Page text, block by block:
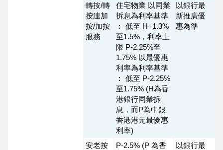
轉按/轉
按連加
按/加按
服務
住宅物業 以同業
拆息為利率基準
︰ 低至 H+1.3%
至1.5%，利率上
限 P-2.25%至
1.75% 以最優惠
利率為利率基準
︰ 低至 P-2.25%
至1.75% (H為香
港銀行同業拆
息，而P為中銀
香港港元最優惠
利率)
以銀行最
新推廣優
惠為準
安老按
P-2.5% (P 為香
以銀行最